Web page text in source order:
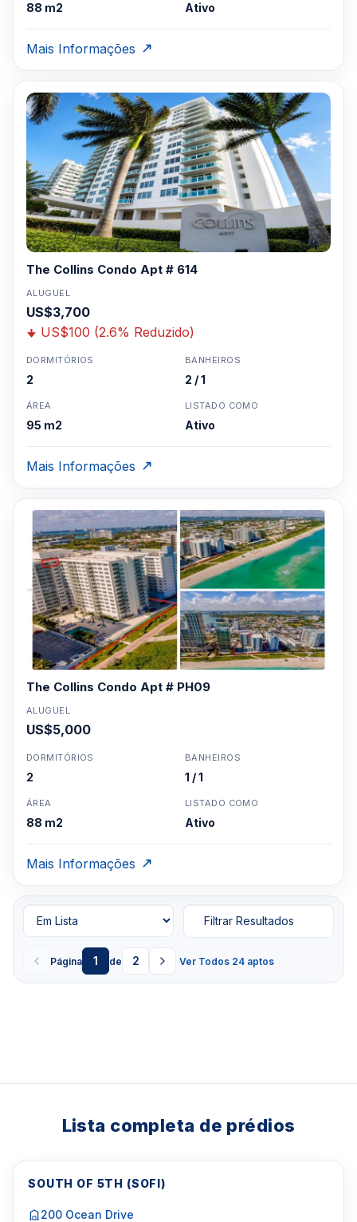
88 m2 Ativo
Mais Informações
The Collins Condo Apt # 614
ALUGUEL
US$3,700
US$100 (2.6% Reduzido)
DORMITÓRIOS
2
BANHEIROS
2 / 1
ÁREA
95 m2
LISTADO COMO
Ativo
Mais Informações
The Collins Condo Apt # PH09
ALUGUEL
US$5,000
DORMITÓRIOS
2
BANHEIROS
1 / 1
ÁREA
88 m2
LISTADO COMO
Ativo
Mais Informações
Página 1 de 2 Ver Todos 24 aptos
Filtrar Resultados
Lista completa de prédios
SOUTH OF 5TH (SOFI)
200 Ocean Drive